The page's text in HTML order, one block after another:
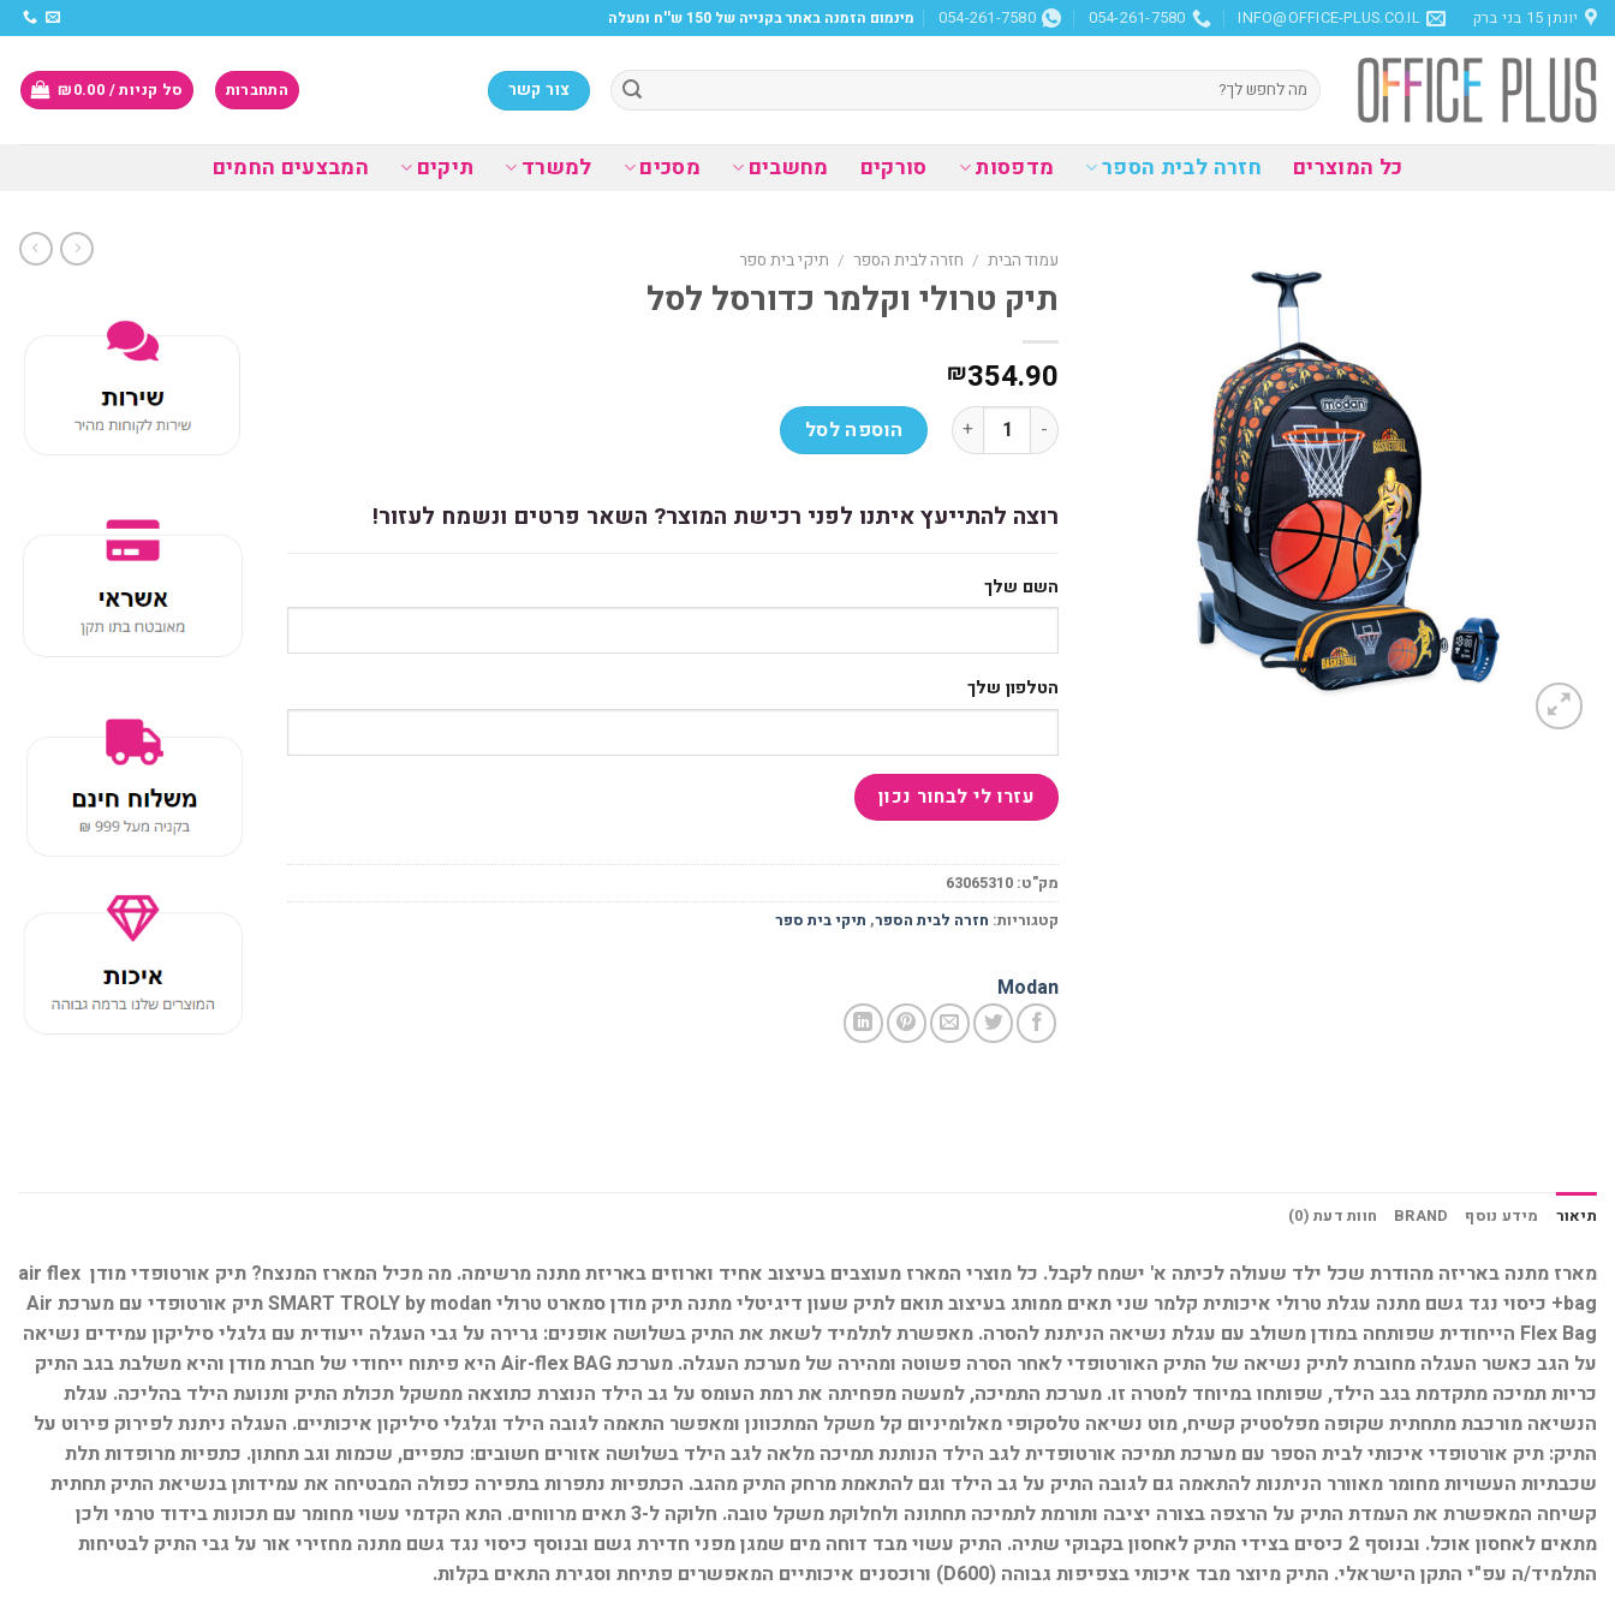
Skip
to
content
יונתן 15 בני ברק INFO@OFFICE-PLUS.CO.IL
054-261-7580
054-261-7580 מינמום הזמנה באתר בקנייה של 150 ש''ח ומעלה
חיפוש
עבור:
צור קשר התחברות סל קניות / ₪0.00
כל המוצרים חזרה לבית הספר מדפסות סורקים מחשבים מסכים למשרד תיקים המבצעים החמים
עמוד הבית / חזרה לבית הספר / תיקי בית ספר
תיק טרולי וקלמר כדורסל לסל
₪354.90
כמות של תיק טרולי וקלמר כדורסל לסל
הוספה לסל
רוצה להתייעץ איתנו לפני רכישת המוצר? השאר פרטים ונשמח לעזור!
השם שלך
הטלפון שלך
מק"ט: 63065310
קטגוריות: חזרה לבית הספר, תיקי בית ספר
Modan
תיאור מידע נוסף BRAND חוות דעת (0)
מארז מתנה באריזה מהודרת שכל ילד שעולה לכיתה א' ישמח לקבל. כל מוצרי המארז מעוצבים בעיצוב אחיד וארוזים באריזת מתנה מרשימה. מה מכיל המארז המנצח? תיק אורטופדי מודן air flex
bag+ כיסוי נגד גשם מתנה עגלת טרולי איכותית קלמר שני תאים ממותג בעיצוב תואם לתיק שעון דיגיטלי מתנה תיק מודן סמארט טרולי SMART TROLY by modan תיק אורטופדי עם מערכת Air
Flex Bag הייחודית שפותחה במודן משולב עם עגלת נשיאה הניתנת להסרה. מאפשרת לתלמיד לשאת את התיק בשלושה אופנים: גרירה על גבי העגלה ייעודית עם גלגלי סיליקון עמידים נשיאה
על הגב כאשר העגלה מחוברת לתיק נשיאה של התיק האורטופדי לאחר הסרה פשוטה ומהירה של מערכת העגלה. מערכת Air-flex BAG היא פיתוח ייחודי של חברת מודן והיא משלבת בגב התיק
כריות תמיכה מתקדמת בגב הילד, שפותחו במיוחד למטרה זו. מערכת התמיכה, למעשה מפחיתה את רמת העומס על גב הילד הנוצרת כתוצאה ממשקל תכולת התיק ותנועת הילד בהליכה. עגלת
הנשיאה מורכבת מתחתית שקופה מפלסטיק קשיח, מוט נשיאה טלסקופי מאלומיניום קל משקל המתכוונן ומאפשר התאמה לגובה הילד וגלגלי סיליקון איכותיים. העגלה ניתנת לפירוק פירוט על
התיק: תיק אורטופדי איכותי לבית הספר עם מערכת תמיכה אורטופדית לגב הילד הנותנת תמיכה מלאה לגב הילד בשלושה אזורים חשובים: כתפיים, שכמות וגב תחתון. כתפיות מרופדות תלת
שכבתיות העשויות מחומר מאוורר הניתנות להתאמה גם לגובה התיק על גב הילד וגם להתאמת מרחק התיק מהגב. הכתפיות נתפרות בתפירה כפולה המבטיחה את עמידותן בנשיאת התיק תחתית
קשיחה המאפשרת את העמדת התיק על הרצפה בצורה יציבה ותורמת לתמיכה תחתונה ולחלוקת משקל טובה. חלוקה ל-3 תאים מרווחים. התא הקדמי עשוי מחומר עם תכונות בידוד טרמי ולכן
מתאים לאחסון אוכל. ובנוסף 2 כיסים בצידי התיק לאחסון בקבוקי שתיה. התיק עשוי מבד דוחה מים שמגן מפני חדירת גשם ובנוסף כיסוי נגד גשם מתנה מחזירי אור על גבי התיק לבטיחות
התלמיד/ה עפ"י התקן הישראלי. התיק מיוצר מבד איכותי בצפיפות גבוהה (D600) ורוכסנים איכותיים המאפשרים פתיחת וסגירת התאים בקלות.